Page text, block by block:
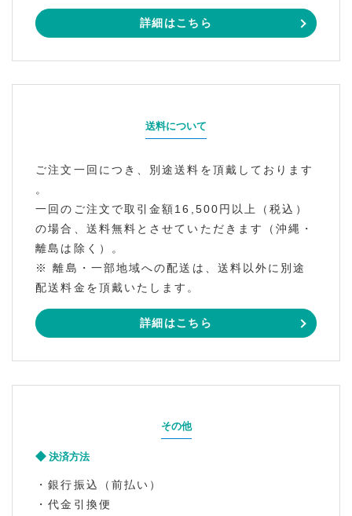
詳細はこちら
送料について
ご注文一回につき、別途送料を頂戴しております
。
一回のご注文で取引金額16,500円以上（税込）
の場合、送料無料とさせていただきます（沖縄・
離島は除く）。
※ 離島・一部地域への配送は、送料以外に別途
配送料金を頂戴いたします。
詳細はこちら
その他
決済方法
・銀行振込（前払い）
・代金引換便